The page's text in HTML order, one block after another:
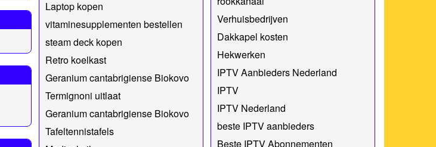
Laptop kopen
vitaminesupplementen bestellen
steam deck kopen
Retro koelkast
Geranium cantabrigiense Biokovo
Termignoni uitlaat
Geranium cantabrigiense Biokovo
Tafeltennistafels
Verhuisbedrijven
Dakkapel kosten
Hekwerken
IPTV Aanbieders Nederland
IPTV
IPTV Nederland
beste IPTV aanbieders
Beste IPTV Abonnementen